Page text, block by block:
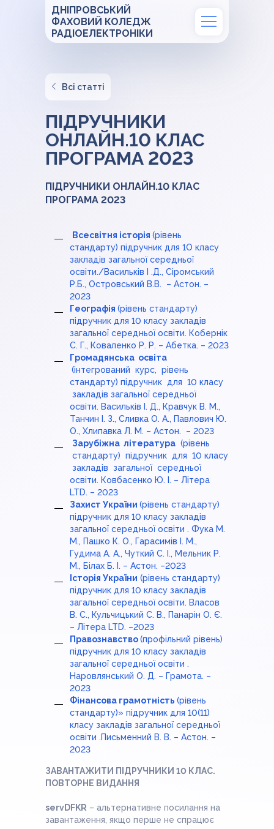
ДНІПРОВСЬКИЙ
ФАХОВИЙ КОЛЕДЖ
РАДІОЕЛЕКТРОНІКИ
Всі статті
ПІДРУЧНИКИ
ОНЛАЙН.10 КЛАС
ПРОГРАМА 2023
ПІДРУЧНИКИ ОНЛАЙН.10 КЛАС
ПРОГРАМА 2023
Всесвітня історія (рівень
стандарту) підручник для 1О класу
закладів загальної середньої
освіти./Васильків І .Д., Сіромський
Р.Б., Островський В.В. – Астон. –
2023
Географія (рівень стандарту)
підручник для 10 класу закладів
загальної середньої освіти. Кобернік
С. Г., Коваленко Р. Р. – Абетка. – 2023
Громадянська освіта
(інтегрований курс, рівень
стандарту) підручник для 10 класу
закладів загальної середньої
освіти. Васильків І. Д., Кравчук В. М.,
Танчин І. З., Сливка О. А., Павлович Ю.
О., Хлипавка Л. М. – Астон. – 2023
Зарубіжна література (рівень
стандарту) підручник для 10 класу
закладів загальної середньої
освіти. Ковбасенко Ю. І. – Літера
LTD. – 2023
Захист України (рівень стандарту)
підручник для 10 класу закладів
загальної середньої освіти . Фука М.
М., Пашко К. О., Гарасимів І. М.,
Гудима А. А., Чуткий С. І., Мельник Р.
М., Білах Б. І. – Астон. –2023
Історія України (рівень стандарту)
підручник для 10 класу закладів
загальної середньої освіти. Власов
В. С., Кульчицький С. В., Панарін О. Є.
– Літера LTD. –2023
Правознавство(профільний рівень)
підручник для 10 класу закладів
загальної середньої освіти .
Наровлянський О. Д. – Грамота. –
2023
Фінансова грамотність (рівень
стандарту)» підручник для 10(11)
класу закладів загальної середньої
освіти .Письменний В. В. – Астон. –
2023
ЗАВАНТАЖИТИ ПІДРУЧНИКИ 10 КЛАС.
ПОВТОРНЕ ВИДАННЯ
servDFKR – альтернативне посилання на
завантаження, якщо перше не спрацює